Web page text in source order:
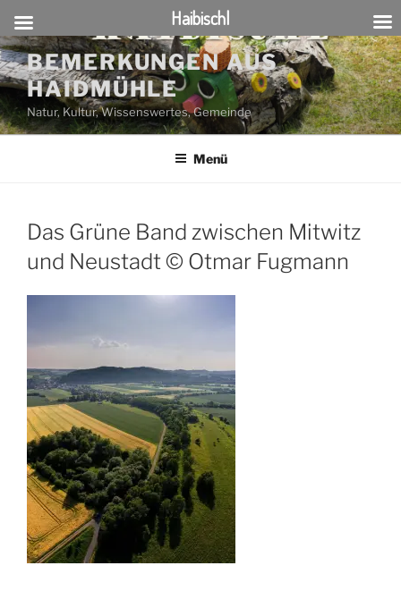
Zum
Inhalt
springen
BEMERKUNGEN AUS
HAIDMÜHLE
Natur, Kultur, Wissenswertes, Gemeinde
Menü
Das Grüne Band zwischen Mitwitz
und Neustadt © Otmar Fugmann
Haibischl